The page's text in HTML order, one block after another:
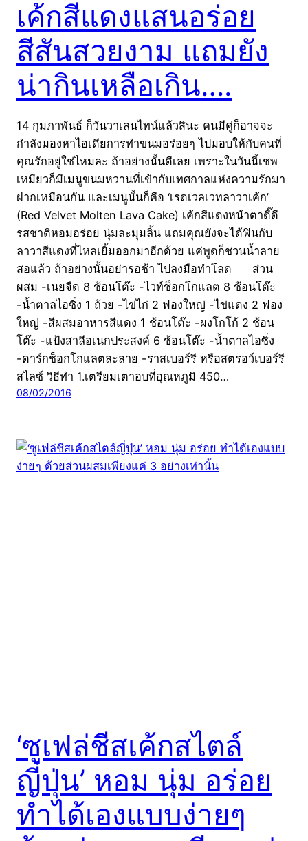
เค้กสีแดงแสนอร่อย
สีสันสวยงาม แถมยัง
น่ากินเหลือเกิน….
14 กุมภาพันธ์ ก็วันวาเลนไทน์แล้วสินะ คนมีคู่ก็อาจจะ
กำลังมองหาไอเดียการทำขนมอร่อยๆ ไปมอบให้กับคนที่
คุณรักอยู่ใช่ไหมละ ถ้าอย่างนั้นดีเลย เพราะในวันนี้เชพ
เหมียวก็มีเมนูขนมหวานที่เข้ากับเทศกาลแห่งความรักมา
ฝากเหมือนกัน และเมนูนั้นก็คือ ‘เรดเวลเวทลาวาเค้ก’
(Red Velvet Molten Lava Cake) เค้กสีแดงหน้าตาดี๊ดี
รสชาติหอมอร่อย นุ่มละมุมลิ้น แถมคุณยังจะได้ฟินกับ
ลาวาสีแดงที่ไหลเยิ้มออกมาอีกด้วย แค่พูดก็ชวนน้ำลาย
สอแล้ว ถ้าอย่างนั้นอย่ารอช้า ไปลงมือทำโลด ส่วน
ผสม -เนยจืด 8 ช้อนโต๊ะ -ไวท์ช็อกโกแลต 8 ช้อนโต๊ะ
-น้ำตาลไอซิ่ง 1 ถ้วย -ไข่ไก่ 2 ฟองใหญ่ -ไข่แดง 2 ฟอง
ใหญ่ -สีผสมอาหารสีแดง 1 ช้อนโต๊ะ -ผงโกโก้ 2 ช้อน
โต๊ะ -แป้งสาลีอเนกประสงค์ 6 ช้อนโต๊ะ -น้ำตาลไอซิ่ง
-ดาร์กช็อกโกแลตละลาย -ราสเบอร์รี หรือสตรอว์เบอร์รี
สไลซ์ วิธีทำ 1.เตรียมเตาอบที่อุณหภูมิ 450…
08/02/2016
‘ซูเฟล่ชีสเค้กสไตล์
ญี่ปุ่น’ หอม นุ่ม อร่อย
ทำได้เองแบบง่ายๆ